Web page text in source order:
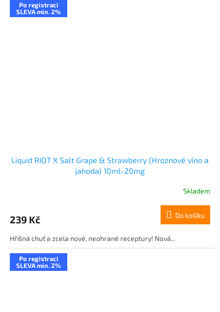
Po registraci
SLEVA min. 2%
Liquid RIOT X Salt Grape & Strawberry (Hroznové víno a
jahoda) 10ml-20mg
Skladem
239 Kč Do košíku
Hříšná chuť a zcela nové, neohrané receptury! Nová...
Po registraci
SLEVA min. 2%